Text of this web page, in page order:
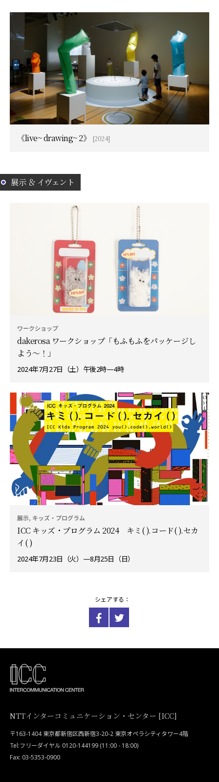
《live~ drawing~ 2》 [2024]
展示 ＆ イヴェント
ワークショップ
dakerosa ワークショップ「もふもふをパッケージし
よう〜！」
2024年7月27日（土）午後2時—4時
展示, キッズ・プログラム
ICC キッズ・プログラム 2024 キミ( ).コード( ).セカ
イ( )
2024年7月23日（火）—8月25日（日）
シェアする：
NTTインターコミュニケーション・センター [ICC]
〒163-1404 東京都新宿区西新宿3-20-2 東京オペラシティタワー4階
Tel:フリーダイヤル 0120-144199 (11:00 - 18:00)
Fax: 03-5353-0900